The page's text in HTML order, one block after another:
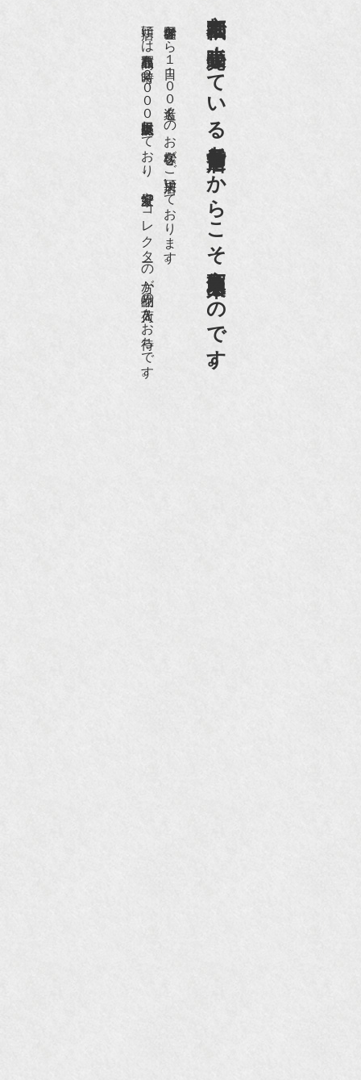
京都祇園で小売販売している
老舗骨董店だからこそ高価買取出来るのです。
世界各国から１日１００名近くのお客様がご来店頂いております。
店頭には買取商品を常時２０００点以上展示販売しており、
愛好家やコレクターの方が品物の入荷をお待ちです。